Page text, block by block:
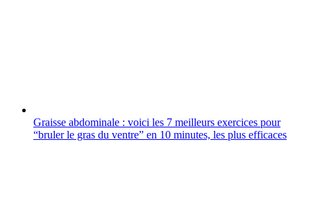
Graisse abdominale : voici les 7 meilleurs exercices pour
“bruler le gras du ventre” en 10 minutes, les plus efficaces